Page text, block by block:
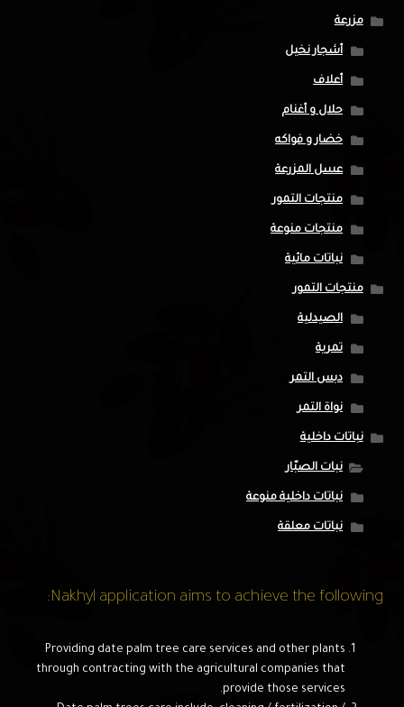
مزرعة
أشجار نخيل
أعلاف
حلال و أغنام
خضار و فواكه
عسل المزرعة
منتجات التمور
منتجات منوعة
نباتات مائية
منتجات التمور
الصيدلية
تمرية
دبس التمر
نواة التمر
نباتات داخلية
نبات الصبّار
نباتات داخلية منوعة
نباتات معلقة
Nakhyl application aims to achieve the following:
Providing date palm tree care services and other plants
through contracting with the agricultural companies that
provide those services.